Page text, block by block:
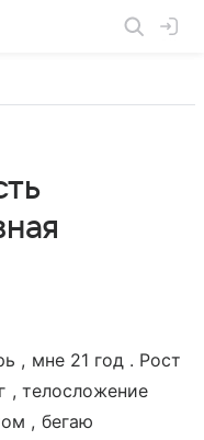
, мне 21 год . Рост
, телосложение
, бегаю